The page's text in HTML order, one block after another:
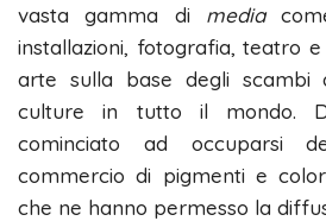
vasta gamma di media
installazioni, fotografia, teatro e
arte sulla base degli scambi
culture in tutto il mondo.
cominciato ad occuparsi
commercio di pigmenti e
che ne hanno permesso la